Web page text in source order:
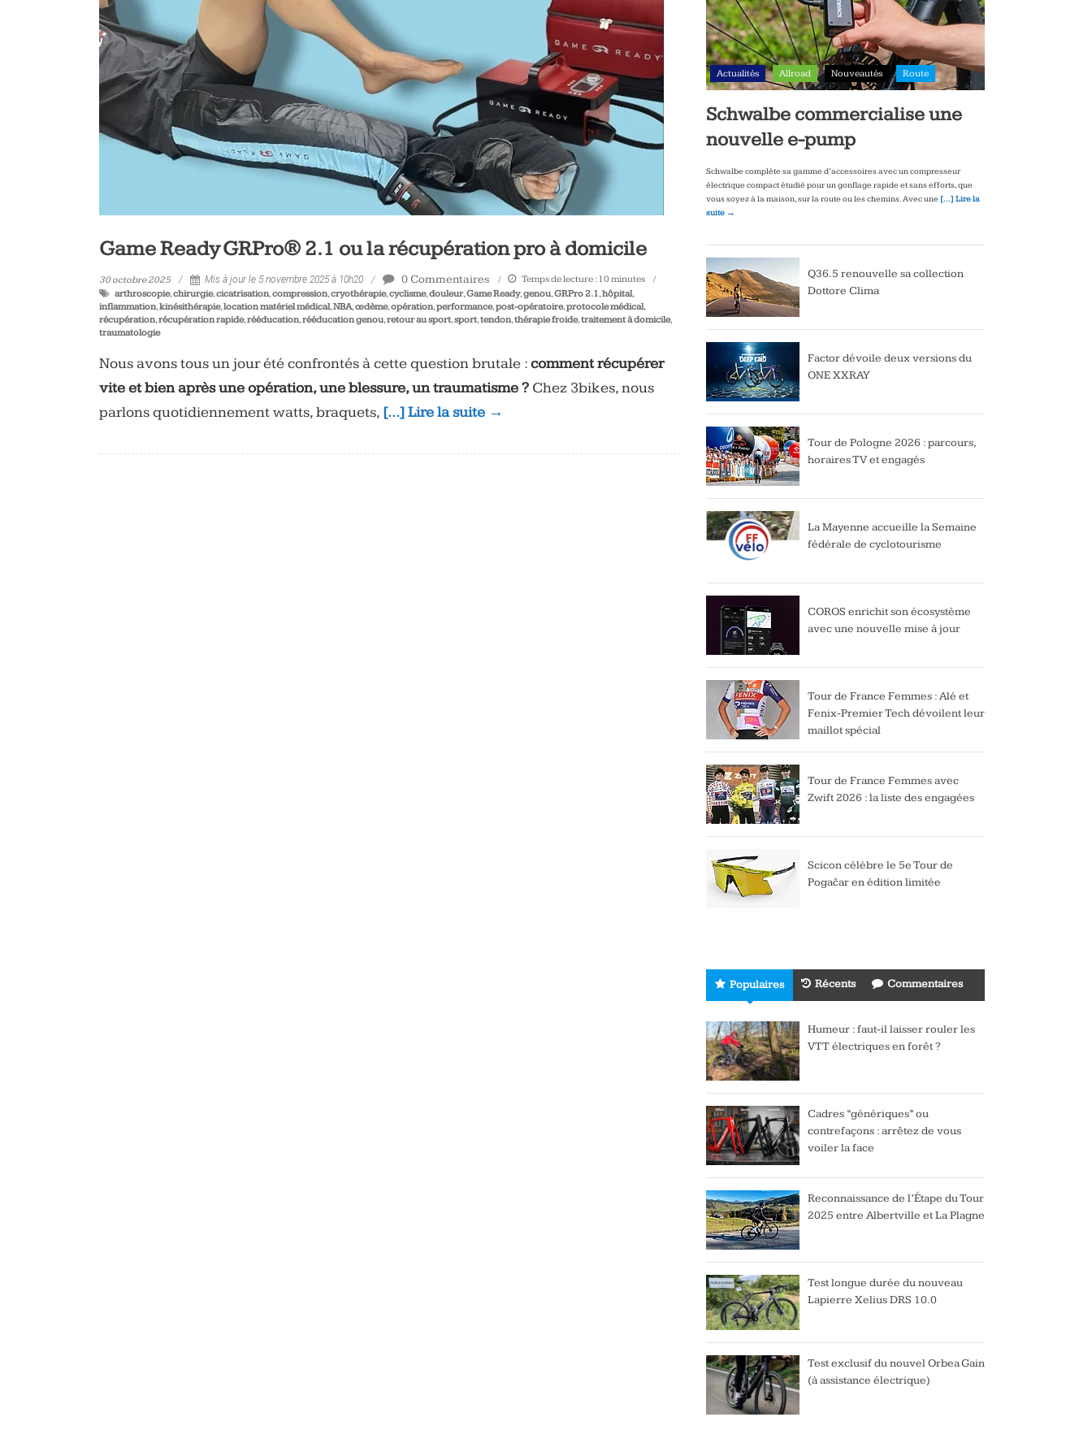
vélo
et
triathlon
Game Ready GRPro® 2.1 ou la récupération pro à domicile
30 octobre 2025 Mis à jour le 5 novembre 2025 à 10h20 0 Commentaires Temps de lecture : 10 minutes
arthroscopie,chirurgie,cicatrisation,compression,cryothérapie,cyclisme,douleur,Game Ready,genou,GRPro 2.1,hôpital,
inflammation,kinésithérapie,location matériel médical,NBA,œdème,opération,performance,post-opératoire,protocole médical,
récupération,récupération rapide,rééducation,rééducation genou,retour au sport,sport,tendon,thérapie froide,traitement à domicile,
traumatologie
Nous avons tous un jour été confrontés à cette question brutale :comment récupérer
vite et bien après une opération, une blessure, un traumatisme ? Chez 3bikes, nous
parlons quotidiennement watts, braquets, […] Lire la suite →
Actualités Allroad Nouveautés Route
Schwalbe commercialise une
nouvelle e-pump
Schwalbe complète sa gamme d’accessoires avec un compresseur
électrique compact étudié pour un gonflage rapide et sans efforts, que
vous soyez à la maison, sur la route ou les chemins. Avec une […] Lire la
suite →
Q36.5 renouvelle sa collection
Dottore Clima
Factor dévoile deux versions du
ONE XXRAY
Tour de Pologne 2026 : parcours,
horaires TV et engagés
La Mayenne accueille la Semaine
fédérale de cyclotourisme
COROS enrichit son écosystème
avec une nouvelle mise à jour
Tour de France Femmes : Alé et
Fenix-Premier Tech dévoilent leur
maillot spécial
Tour de France Femmes avec
Zwift 2026 : la liste des engagées
Scicon célèbre le 5e Tour de
Pogačar en édition limitée
Populaires Récents Commentaires
Humeur : faut-il laisser rouler les
VTT électriques en forêt ?
Cadres “génériques” ou
contrefaçons : arrêtez de vous
voiler la face
Reconnaissance de l’Étape du Tour
2025 entre Albertville et La Plagne
Test longue durée du nouveau
Lapierre Xelius DRS 10.0
Test exclusif du nouvel Orbea Gain
(à assistance électrique)